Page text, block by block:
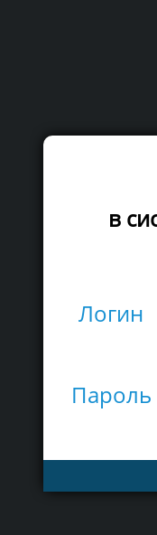
в
Логин
Пароль